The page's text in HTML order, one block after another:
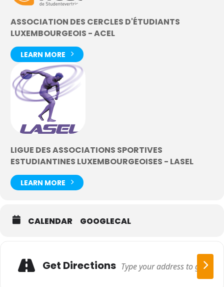
ASSOCIATION DES CERCLES D'ÉTUDIANTS
LUXEMBOURGEOIS - ACEL
LEARN MORE
LIGUE DES ASSOCIATIONS SPORTIVES
ESTUDIANTINES LUXEMBOURGEOISES - LASEL
LEARN MORE
CALENDAR GOOGLECAL
Get Directions